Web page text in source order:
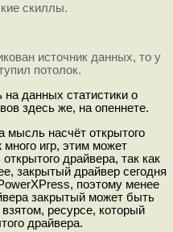
скиллы.
источник данных, то у
потолок.
данных статистики о
здесь же, на опеннете.
насчёт открытого
игр, этим может
драйвера, так как
закрытый драйвер сегодня
поэтому менее
закрытый может быть
ресурсе, который
драйвера.